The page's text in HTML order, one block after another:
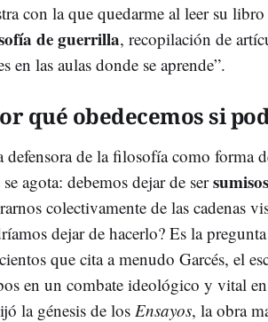
con la que quedarme al leer su libro
de guerrilla, recopilación de
en las aulas donde se aprende”.
qué obedecemos si
defensora de la filosofía como forma
agota: debemos dejar de sersumisos
colectivamente de las cadenas
dejar de hacerlo? Es la
que cita a menudo Garcés, el
en un combate ideológico y vital en
la génesis de los Ensayos, la obra